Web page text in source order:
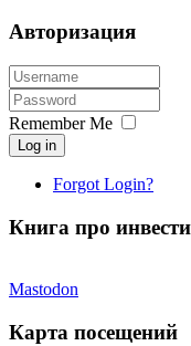
Авторизация
Remember Me
Log in
Forgot Login?
Книга про
Mastodon
Карта посещений